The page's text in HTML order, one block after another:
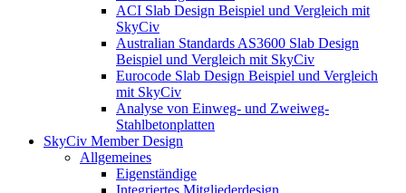
ACI Slab Design Beispiel und Vergleich mit
SkyCiv
Australian Standards AS3600 Slab Design
Beispiel und Vergleich mit SkyCiv
Eurocode Slab Design Beispiel und Vergleich
mit SkyCiv
Analyse von Einweg- und Zweiweg-
Stahlbetonplatten
SkyCiv Member Design
Allgemeines
Eigenständige